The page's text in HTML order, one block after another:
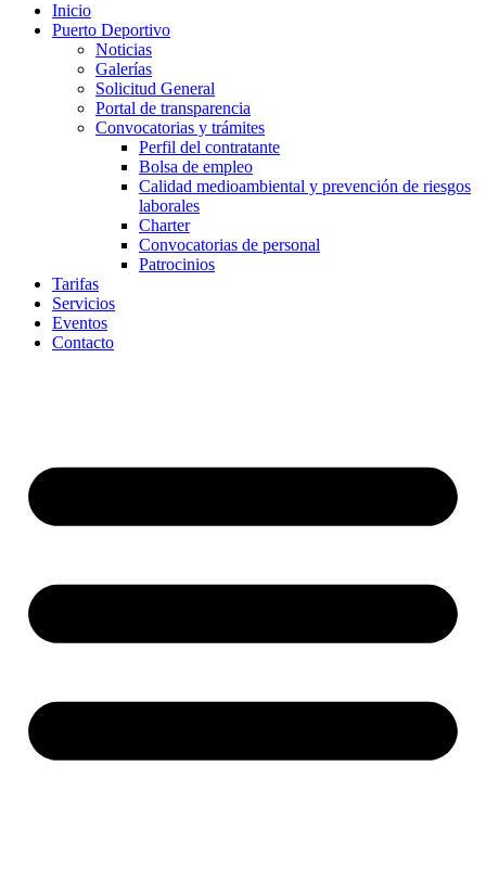
Inicio
Puerto Deportivo
Noticias
Galerías
Solicitud General
Portal de transparencia
Convocatorias y trámites
Perfil del contratante
Bolsa de empleo
Calidad medioambiental y prevención de riesgos
laborales
Charter
Convocatorias de personal
Patrocinios
Tarifas
Servicios
Eventos
Contacto